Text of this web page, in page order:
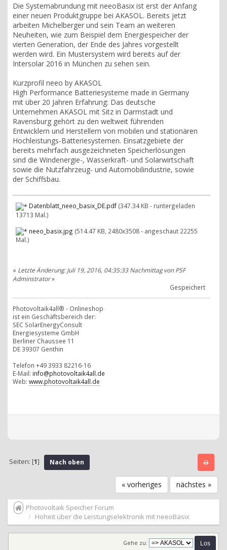
Die Systemabrundung mit neeoBasix ist erst der Anfang
einer neuen Produktgruppe bei AKASOL. Bereits jetzt
arbeiten Michelberger und sein Team an weiteren
Neuheiten, wie zum Beispiel dem Energiespeicher der
vierten Generation, der Ende des Jahres vorgestellt
werden wird. Ein Mustersystem wird bereits auf der
Intersolar 2016 in München zu sehen sein.
Kurzprofil neeo by AKASOL
High Performance Batteriesysteme made in Germany
mit über 20 Jahren Erfahrung: Das deutsche
Unternehmen AKASOL mit Sitz in Darmstadt und
Ravensburg gehört zu den weltweit führenden
Entwicklern und Herstellern von mobilen und stationären
Hochleistungs-Batteriesystemen. Einsatzgebiete der
bereits mehrfach ausgezeichneten Speicherlösungen
sind die Windenergie-, Wasserkraft- und Solarwirtschaft
sowie die Nutzfahrzeug- und Automobilindustrie, sowie
der Schiffsbau.
Datenblatt_neeo_basix_DE.pdf(347.34 KB - runtergeladen
13713 Mal.)
neeo_basix.jpg (514.47 KB, 2480x3508 - angeschaut 22255
Mal.)
« Letzte Änderung: Juli 19, 2016, 04:35:33 Nachmittag von PSF
Adminstrator»
Gespeichert
Photovoltaik4all® - Onlineshop
ist ein Geschäftsbereich der:
SEC SolarEnergyConsult
Energiesysteme GmbH
Berliner Chaussee 11
DE 39307 Genthin
Telefon +49 3933 82216-16
E-Mail: info@photovoltaik4all.de
Web: www.photovoltaik4all.de
Seiten: [1] Nach oben
« vorheriges nächstes »
Photovoltaik Speicher Forum
Hoheit über die Leistungselektronik mit neeoBasix
Gehe zu: